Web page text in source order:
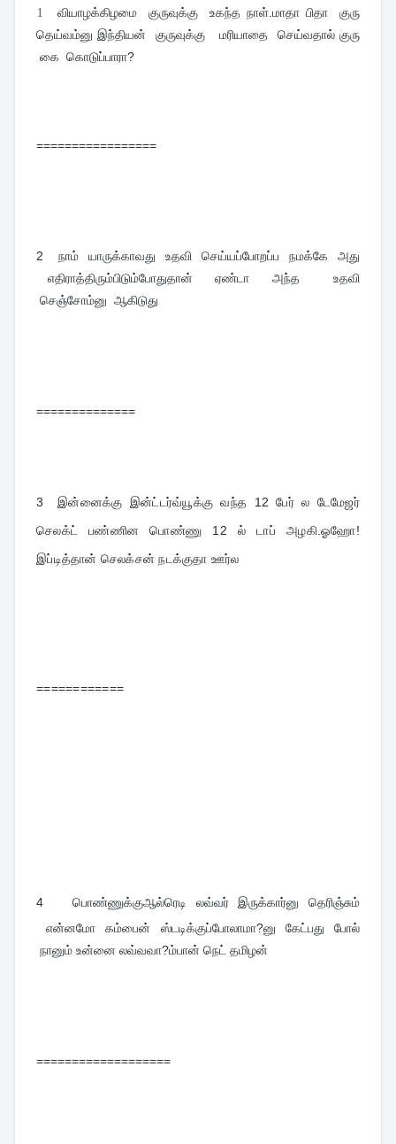
1 வியாழக்கிழமை குருவுக்கு உகந்த நாள்.மாதா பிதா குரு
தெய்வம்னு இந்தியன் குருவுக்கு மரியாதை செய்வதால் குரு
கை கொடுப்பாரா?
=================
2 நாம் யாருக்காவது உதவி செய்யப்போறப்ப நமக்கே அது
எதிராத்திரும்பிடும்போதுதான் ஏண்டா அந்த உதவி
செஞ்சோம்னு ஆகிடுது
==============
3இன்னைக்கு இன்ட்டர்வ்யூக்கு வந்த 12 பேர் ல டேமேஜர்
செலக்ட் பண்ணின பொண்ணு 12 ல் டாப் அழகி.ஓஹோ!
இப்டித்தான் செலக்சன் நடக்குதா ஊர்ல
============
4 பொண்ணுக்குஆல்ரெடி லவ்வர் இருக்கார்னு தெரிஞ்சும்
என்னமோ கம்பைன் ஸ்டடிக்குப்போலாமா?னு கேட்பது போல்
நானும் உன்னை லவ்வவா?ம்பான் நெட் தமிழன்
===================